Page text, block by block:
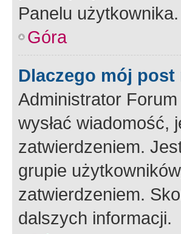
Panelu użytkownika.
Góra
Dlaczego mój
Administrator
wysłać wiadomość,
zatwierdzeniem.
grupie
zatwierdzeniem.
dalszych informacji.